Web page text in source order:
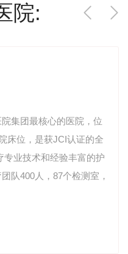
院:
集团最核心的医院，位
床位，是获JCI认证的全
业技术和经验丰富的护
队400人，87个检测室，